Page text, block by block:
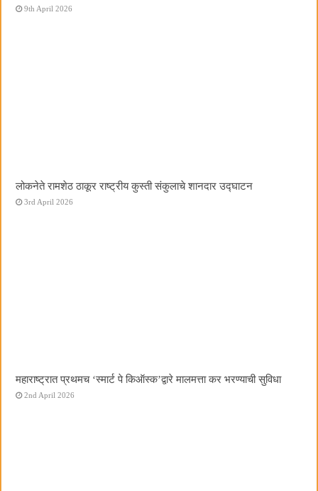
9th April 2026
लोकनेते रामशेठ ठाकूर राष्ट्रीय कुस्ती संकुलाचे शानदार उद्घाटन
3rd April 2026
महाराष्ट्रात प्रथमच ‌‘स्मार्ट पे किऑस्क‌’द्वारे मालमत्ता कर भरण्याची सुविधा
2nd April 2026